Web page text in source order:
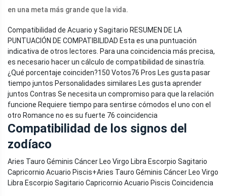
en una meta más grande que la vida.
Compatibilidad de Acuario y Sagitario RESUMEN DE LA
PUNTUACIÓN DE COMPATIBILIDAD Esta es una puntuación
indicativa de otros lectores. Para una coincidencia más precisa,
es necesario hacer un cálculo de compatibilidad de sinastría.
¿Qué porcentaje coinciden?150 Votos76 Pros Les gusta pasar
tiempo juntos Personalidades similares Les gusta aprender
juntos Contras Se necesita un compromiso para que la relación
funcione Requiere tiempo para sentirse cómodos el uno con el
otro Romance no es su fuerte 76 coincidencia
Compatibilidad de los signos del
zodíaco
Aries Tauro Géminis Cáncer Leo Virgo Libra Escorpio Sagitario
Capricornio Acuario Piscis+Aries Tauro Géminis Cáncer Leo Virgo
Libra Escorpio Sagitario Capricornio Acuario Piscis Coincidencia